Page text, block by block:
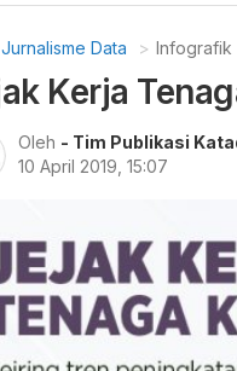
Jurnalisme Data Infografik
Kerja
Oleh - Tim Publikasi
10 April 2019, 15:07